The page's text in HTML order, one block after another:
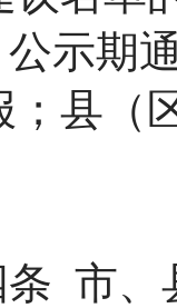
公示期
；县（
市、